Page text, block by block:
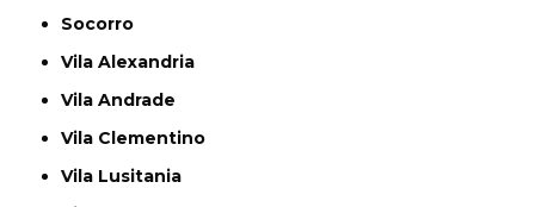
Socorro
Vila Alexandria
Vila Andrade
Vila Clementino
Vila Lusitania